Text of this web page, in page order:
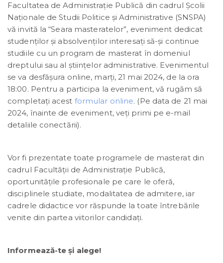
Facultatea de Administrație Publică din cadrul Școlii
Naționale de Studii Politice și Administrative (SNSPA)
vă invită la “Seara masteratelor”, eveniment dedicat
studenţilor şi absolvenţilor interesaţi să-şi continue
studiile cu un program de masterat în domeniul
dreptului sau al ştiinţelor administrative. Evenimentul
se va desfășura online, marți, 21 mai 2024, de la ora
18:00. Pentru a participa la eveniment, vă rugăm să
completați acest formular online. (Pe data de 21 mai
2024, înainte de eveniment, veți primi pe e-mail
detaliile conectării).
Vor fi prezentate toate programele de masterat din
cadrul Facultății de Administrație Publică,
oportunităţile profesionale pe care le oferă,
disciplinele studiate, modalitatea de admitere, iar
cadrele didactice vor răspunde la toate întrebările
venite din partea viitorilor candidaţi.
Informează-te și alege!